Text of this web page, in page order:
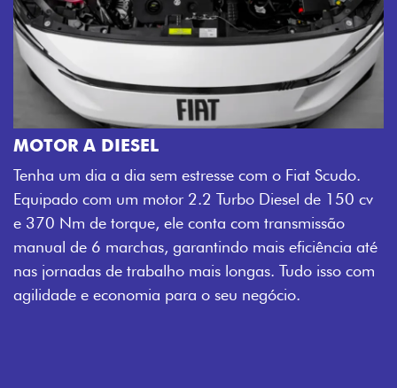
MOTOR A DIESEL
Tenha um dia a dia sem estresse com o Fiat Scudo.
Equipado com um motor 2.2 Turbo Diesel de 150 cv
e 370 Nm de torque, ele conta com transmissão
manual de 6 marchas, garantindo mais eficiência até
nas jornadas de trabalho mais longas. Tudo isso com
agilidade e economia para o seu negócio.